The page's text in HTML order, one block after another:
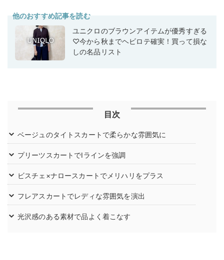
他のおすすめ記事を読む
ユニクロのブラウンアイテムが優秀すぎる
♡今から秋までヘビロテ確実！買って損な
しの名品リスト
目次
ベージュのタイトスカートで柔らかな雰囲気に
プリーツスカートでIラインを強調
ビスチェ×ナロースカートでメリハリをプラス
フレアスカートでレディな雰囲気を演出
光沢感のある素材で品よく着こなす